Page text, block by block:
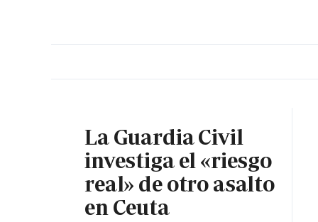
La Guardia Civil
investiga el «riesgo
real» de otro asalto
en Ceuta